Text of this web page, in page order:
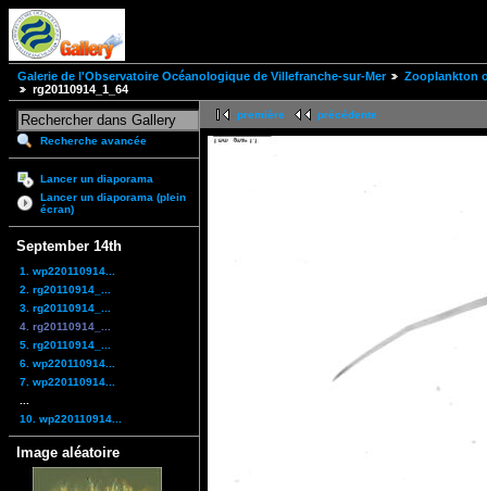
Galerie de l'Observatoire Océanologique de Villefranche-sur-Mer
Zooplankton
rg20110914_1_64
Recherche avancée
Lancer un diaporama
Lancer un diaporama (plein
écran)
September 14th
1. wp220110914...
2. rg20110914_...
3. rg20110914_...
4. rg20110914_...
5. rg20110914_...
6. wp220110914...
7. wp220110914...
10. wp220110914...
Image aléatoire
première précédente